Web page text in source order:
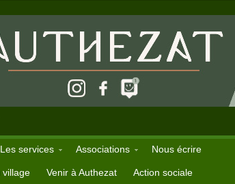
Les services Associations Nous écrire
village Venir à Authezat Action sociale